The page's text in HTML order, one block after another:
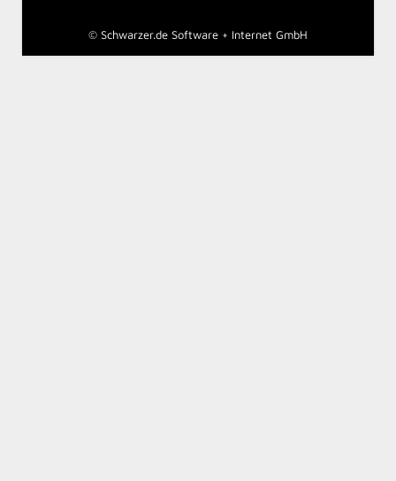
© Schwarzer.de Software + Internet GmbH